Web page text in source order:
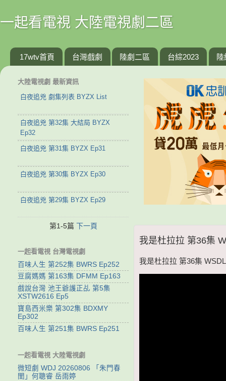
一起看電視 大陸電視劇二區
17wtv首頁 台灣戲劇 陸劇二區 台綜2023 陸
我是杜拉拉 第36集
我是杜拉拉 第36集
大陸電視劇 最新資訊
白夜追兇 劇集列表 BYZX List
白夜追兇 第32集 大結局 BYZX
Ep32
白夜追兇 第31集 BYZX Ep31
白夜追兇 第30集 BYZX Ep30
白夜追兇 第29集 BYZX Ep29
第1-5篇 下一頁
一起看電視 台灣電視劇
百味人生 第252集 BWRS Ep252
豆腐媽媽 第163集 DFMM Ep163
戲說台灣 池王爺護正乩 第5集
XSTW2616 Ep5
寶島西米樂 第302集 BDXMY
Ep302
百味人生 第251集 BWRS Ep251
一起看電視 大陸電視劇
微短劇 WDJ 20260806 「朱門春
閨」何聰睿 岳雨婷